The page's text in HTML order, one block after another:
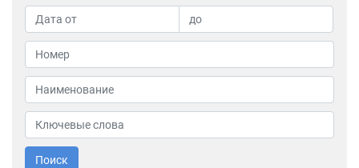
Поиск